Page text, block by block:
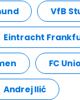
VfB
Eintracht
FC
Andrej Ilić